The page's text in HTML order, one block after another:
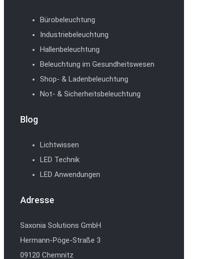
Bürobeleuchtung
Industriebeleuchtung
Hallenbeleuchtung
Beleuchtung im Gesundheitswesen
Shop- & Ladenbeleuchtung
Not- & Sicherheitsbeleuchtung
Blog
Lichtwissen
LED Technik
LED Anwendungen
Adresse
Saxonia Solutions GmbH
Hermann-Pöge-Straße 3
09120 Chemnitz